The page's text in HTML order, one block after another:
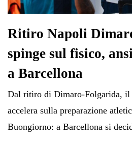
Ritiro Napoli
spinge sul fisico,
a Barcellona
Dal ritiro di Dimaro-Folgarida,
accelera sulla preparazione
Buongiorno: a Barcellona si